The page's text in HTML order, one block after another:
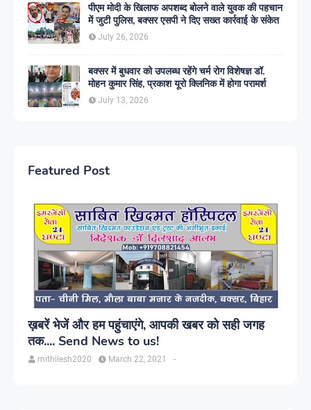
पीएम मोदी के खिलाफ अपशब्द बोलने वाले युवक की पहचान
में जुटी पुलिस, बक्सर एसपी ने दिए सख्त कार्रवाई के संकेत
July 26, 2026
बक्सर में बुधवार को उपलब्ध रहेंगे चर्म रोग विशेषज्ञ डॉ.
मोहन कुमार सिंह, प्रकाश यूरो क्लिनिक में होगा परामर्श
July 13, 2026
Featured Post
ख़बरें भेजें और हम पहुंचाएंगे, आपकी खबर को सही जगह
तक.... Send News to us!
mithilesh2020 -
March 22, 2021